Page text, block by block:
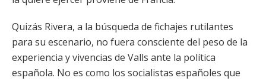
Quizás Rivera, a la búsqueda de fichajes rutilantes
para su escenario, no fuera consciente del peso de la
experiencia y vivencias de Valls ante la política
española. No es como los socialistas españoles que